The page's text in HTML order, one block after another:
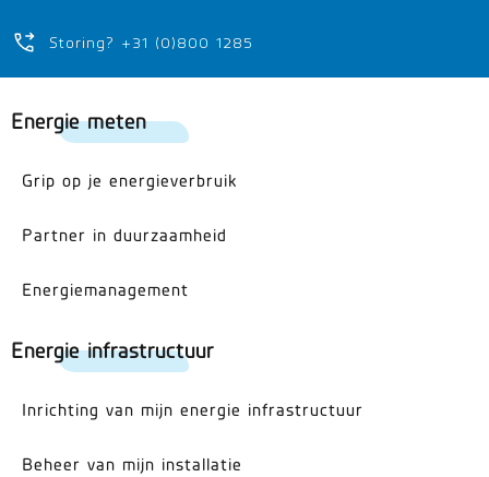
Storing? +31 (0)800 1285
Energie meten
Grip op je energieverbruik
Partner in duurzaamheid
Energiemanagement
Energie infrastructuur
Inrichting van mijn energie infrastructuur
Beheer van mijn installatie